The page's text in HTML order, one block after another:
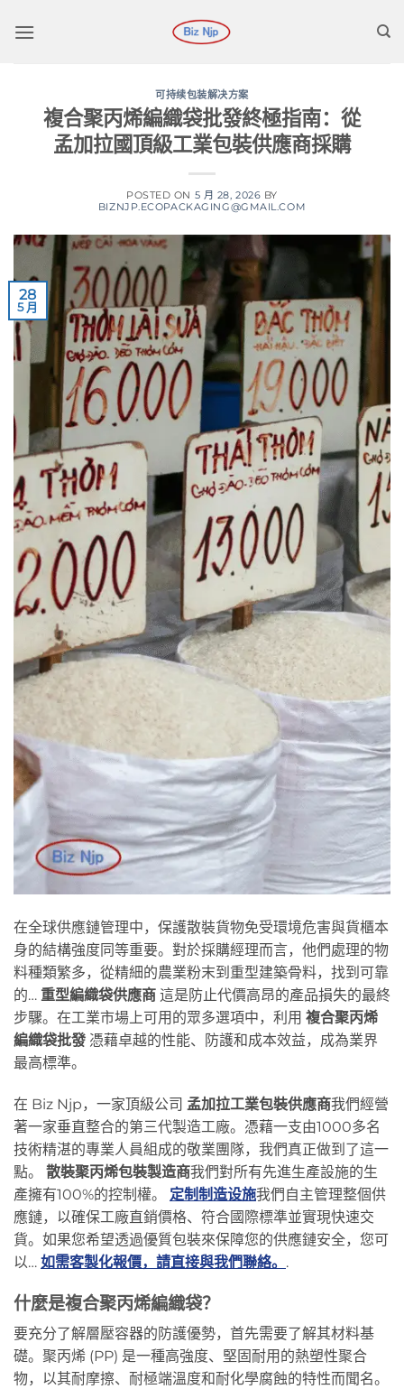
可持续包装解决方案
複合聚丙烯編織袋批發終極指南：從
孟加拉國頂級工業包裝供應商採購
POSTED ON 5 月 28, 2026 BY
BIZNJP.ECOPACKAGING@GMAIL.COM
28
5 月
在全球供應鏈管理中，保護散裝貨物免受環境危害與貨櫃本
身的結構強度同等重要。對於採購經理而言，他們處理的物
料種類繁多，從精細的農業粉末到重型建築骨料，找到可靠
的… 重型編織袋供應商 這是防止代價高昂的產品損失的最終
步驟。在工業市場上可用的眾多選項中，利用 複合聚丙烯
編織袋批發 憑藉卓越的性能、防護和成本效益，成為業界
最高標準。
在 Biz Njp，一家頂級公司 孟加拉工業包裝供應商我們經營
著一家垂直整合的第三代製造工廠。憑藉一支由1000多名
技術精湛的專業人員組成的敬業團隊，我們真正做到了這一
點。 散裝聚丙烯包裝製造商我們對所有先進生產設施的生
產擁有100%的控制權。 定制制造设施我們自主管理整個供
應鏈，以確保工廠直銷價格、符合國際標準並實現快速交
貨。如果您希望透過優質包裝來保障您的供應鏈安全，您可
以… 如需客製化報價，請直接與我們聯絡。 .
什麼是複合聚丙烯編織袋？
要充分了解層壓容器的防護優勢，首先需要了解其材料基
礎。聚丙烯 (PP) 是一種高強度、堅固耐用的熱塑性聚合
物，以其耐摩擦、耐極端溫度和耐化學腐蝕的特性而聞名。